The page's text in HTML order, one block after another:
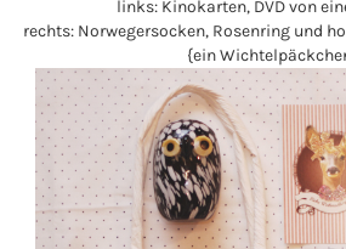
links: Kinokarten, DVD von
rechts: Norwegersocken, Rosenring und
{ein